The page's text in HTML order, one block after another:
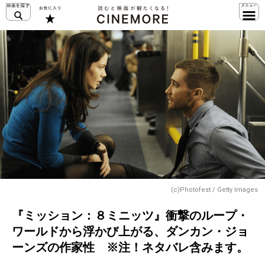
(c)Photofest / Getty Images
『ミッション：８ミニッツ』衝撃のループ・
ワールドから浮かび上がる、ダンカン・ジョ
ーンズの作家性 ※注！ネタバレ含みます。